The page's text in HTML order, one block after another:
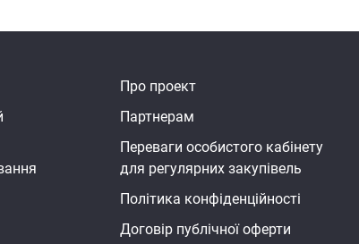
Про проект
Партнерам
Переваги особистого кабінету
для регулярних закупівель
Політика конфіденційності
Договір публічної оферти